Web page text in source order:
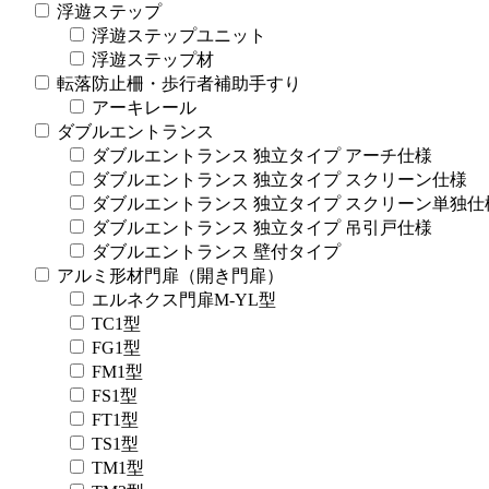
浮遊ステップ
浮遊ステップユニット
浮遊ステップ材
転落防止柵・歩行者補助手すり
アーキレール
ダブルエントランス
ダブルエントランス 独立タイプ アーチ仕様
ダブルエントランス 独立タイプ スクリーン仕様
ダブルエントランス 独立タイプ スクリーン単独仕
ダブルエントランス 独立タイプ 吊引戸仕様
ダブルエントランス 壁付タイプ
アルミ形材門扉（開き門扉）
エルネクス門扉M-YL型
TC1型
FG1型
FM1型
FS1型
FT1型
TS1型
TM1型